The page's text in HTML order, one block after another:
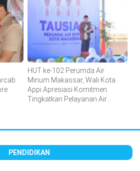
HUT ke-102 Perumda Air
Minum Makassar, Wali Kota
Appi Apresiasi Komitmen
Tingkatkan Pelayanan Air
PENDIDIKAN